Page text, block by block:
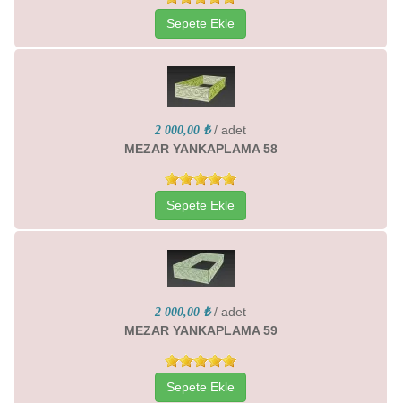
Sepete Ekle
2 000,00 ₺ / adet
MEZAR YANKAPLAMA 58
Sepete Ekle
2 000,00 ₺ / adet
MEZAR YANKAPLAMA 59
Sepete Ekle